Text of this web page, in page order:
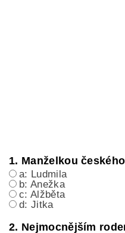
1. Manželkou
a: Ludmila
b: Anežka
c: Alžběta
d: Jitka
2. Nejmocnějším